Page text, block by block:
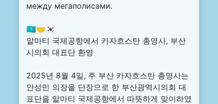
между мегаполисами.
🇰🇿🤝🇰🇷
알마티 국제공항에서 카자흐스탄 총영사, 부산
시의회 대표단 환영
2025년 8월 4일, 주 부산 카자흐스탄 총영사는
안성민 의장을 단장으로 한 부산광역시의회 대
표단을 알마티 국제공항에서 따뜻하게 맞이하였